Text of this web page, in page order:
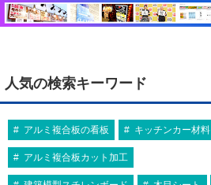
人気の検索キーワード
アルミ複合板の看板 キッチンカー材料
アルミ複合板カット加工